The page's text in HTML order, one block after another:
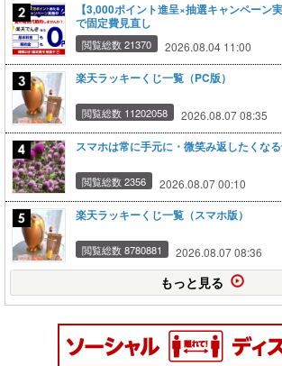
【3,000ポイント進呈×抽選キャンペーン
で固定費見直し
閲覧総数 21370 2026.08.04 11:00
楽天ラッキーくじ一覧（PC版）
閲覧総数 11202058 2026.08.07 08:35
スマホは常に手元に・微笑み返したくな
閲覧総数 2356 2026.08.07 00:10
楽天ラッキーくじ一覧（スマホ版）
閲覧総数 8780881 2026.08.07 08:36
もっと見る